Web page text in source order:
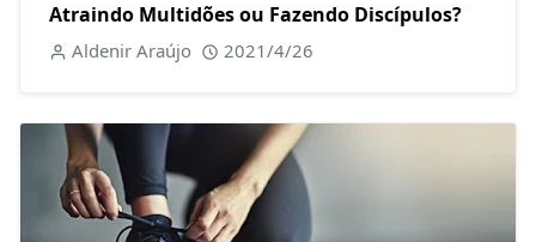
Atraindo Multidões ou Fazendo Discípulos?
Aldenir Araújo 2021/4/26